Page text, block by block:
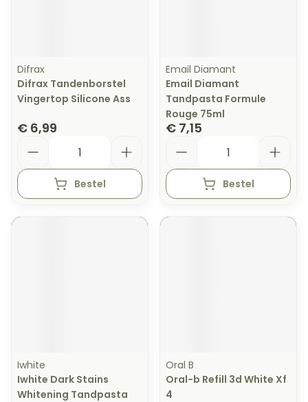
Difrax
Difrax Tandenborstel
Vingertop Silicone Ass
€ 6,99
Bestel
Email Diamant
Email Diamant
Tandpasta Formule
Rouge 75ml
€ 7,15
Bestel
Iwhite
Iwhite Dark Stains
Whitening Tandpasta
Oral B
Oral-b Refill 3d White Xf
4